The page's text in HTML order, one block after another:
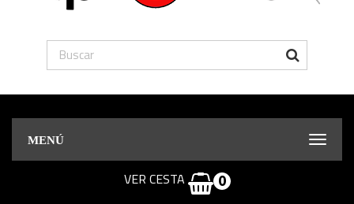
MENÚ
VER CESTA 0